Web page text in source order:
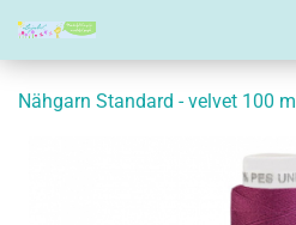
Nähgarn Standard - velvet 100 m